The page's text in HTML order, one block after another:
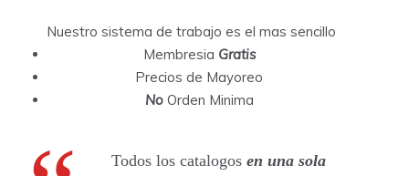
Nuestro sistema de trabajo es el mas sencillo
Membresia Gratis
Precios de Mayoreo
NoOrden Minima
Todos los catalogos en una sola